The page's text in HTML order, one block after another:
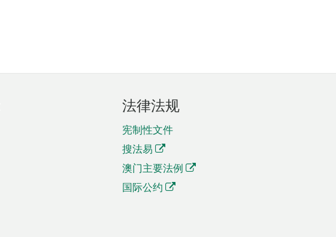
法律法规
宪制性文件
搜法易
澳门主要法例
国际公约